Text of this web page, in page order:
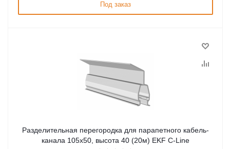
Под заказ
Разделительная перегородка для парапетного кабель-
канала 105х50, высота 40 (20м) EKF C-Line